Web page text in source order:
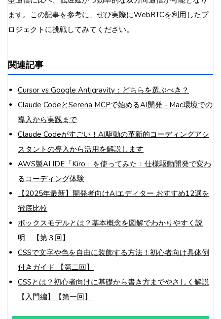
ます。この記事を参考に、ぜひ実際にWebRTCを利用したプ
ロジェクトに挑戦してみてください。
関連記事
Cursor vs Google Antigravity：どちらを選ぶべき？
Claude CodeとSerena MCPで始めるAI開発 - Mac環境での
導入から実践まで
Claude Codeがすごい！AI駆動の革新的コーディングアシ
スタントの導入から活用を解説します
AWS製AI IDE「Kiro」を使ってみた：仕様駆動開発で変わ
るコーディング体験
【2025年最新】開発者向けAIエディター おすすめ12選を
徹底比較
ボックスモデルとは？基本概念を図解でわかりやすく説
明 【第３回】
CSSで文字や色を自由に装飾する方法！初心者向け具体例
付きガイド 【第二回】
CSSとは？初心者向けに基礎から書き方までやさしく解説
【入門編】【第一回】